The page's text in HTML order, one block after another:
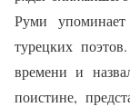
Руми
турецких
времени и
поистине,